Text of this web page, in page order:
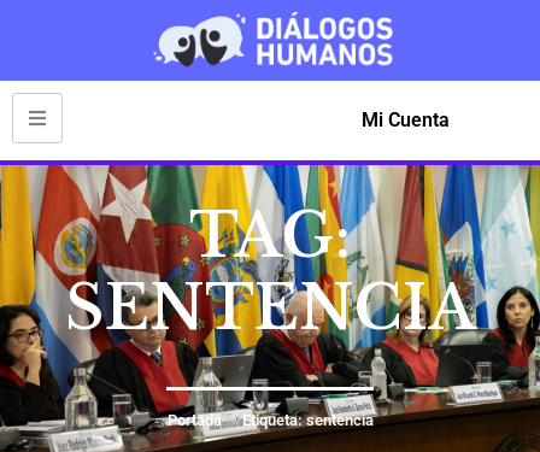
Mi Cuenta
TAG:
SENTENCIA
Portada Etiqueta: sentencia